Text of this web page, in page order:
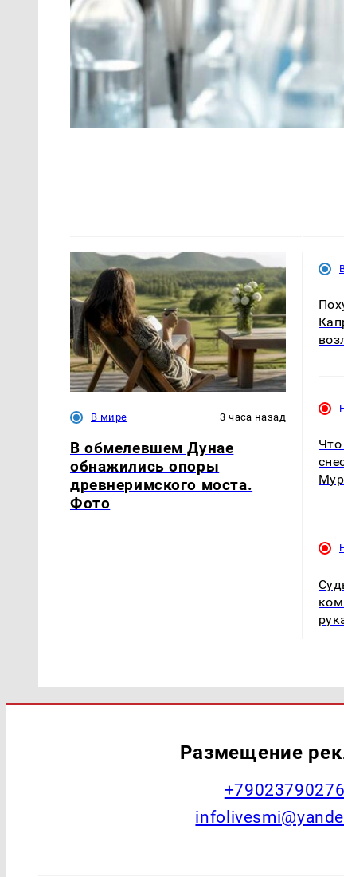
В мире 3 часа назад
В обмелевшем Дунае
обнажились опоры
древнеримского моста.
Фото
Размещение
+79023790276